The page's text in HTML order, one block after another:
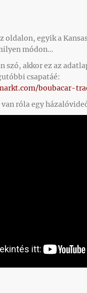
oldalon, egyik a
módon…
szó, akkor ez az
csapatáé:
boubacar-
róla egy